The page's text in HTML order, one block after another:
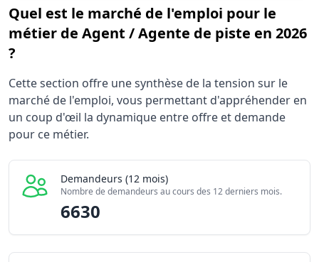
Quel est le marché de l'emploi pour le
métier de Agent / Agente de piste en 2026
?
Statistiques recrutement Agent / Agente de piste 2026
Indicateur
Valeur brute
Demandeurs d'emploi (12 mois)
6630
Offres publiées (12 mois)
Indice de tension globale
Cette section offre une synthèse de la tension sur le
marché de l'emploi, vous permettant d'appréhender en
un coup d'œil la dynamique entre offre et demande
pour ce métier.
Demandeurs (12 mois)
Nombre de demandeurs au cours des 12 derniers mois.
6630